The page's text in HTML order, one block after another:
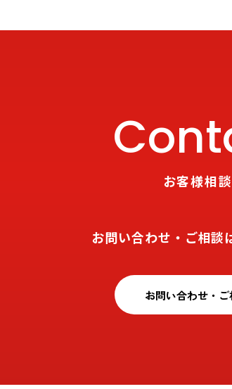
お客様相
お問い合わせ・ご相談
お問い合わせ・ご